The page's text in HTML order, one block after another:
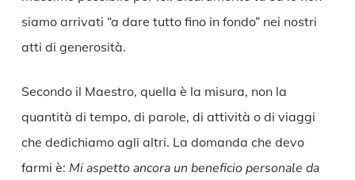
siamo arrivati “a dare tutto fino in fondo” nei nostri
atti di generosità.
Secondo il Maestro, quella è la misura, non la
quantità di tempo, di parole, di attività o di viaggi
che dedichiamo agli altri. La domanda che devo
farmi è: Mi aspetto ancora un beneficio personale da